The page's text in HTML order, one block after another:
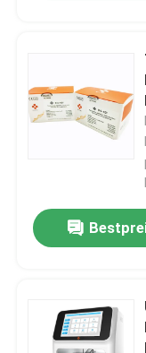
Haus
Videos